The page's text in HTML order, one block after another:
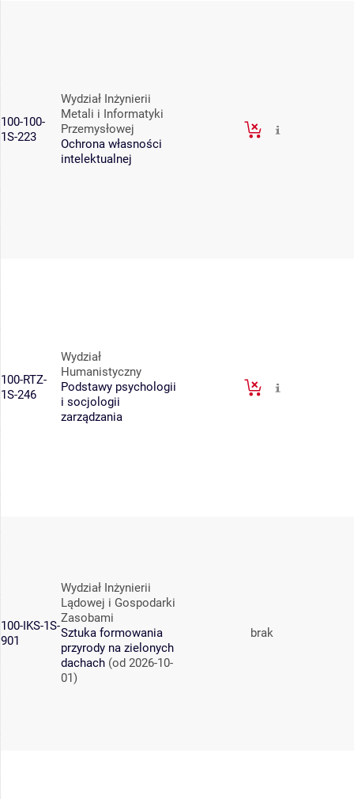
100-100-
1S-223
Wydział Inżynierii
Metali i Informatyki
Przemysłowej
Ochrona własności
intelektualnej
100-RTZ-
1S-246
Wydział
Humanistyczny
Podstawy psychologii
i socjologii
zarządzania
100-IKS-1S-
901
Wydział Inżynierii
Lądowej i Gospodarki
Zasobami
Sztuka formowania
przyrody na zielonych
dachach (od 2026-10-
01)
brak